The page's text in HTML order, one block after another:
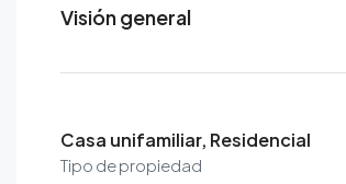
Visión general
Casa unifamiliar, Residencial
Tipo de propiedad